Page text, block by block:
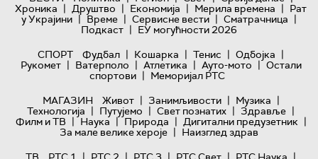
Хроника | Друштво | Економија | Мерила времена | Рат
у Украјини | Време | Сервисне вести | Сматрачница |
Подкаст | ЕУ могућности 2026
СПОРТ
Фудбал | Кошарка | Тенис | Одбојка |
Рукомет | Ватерполо | Атлетика | Ауто-мото | Остали
спортови | Меморијал РТС
МАГАЗИН
Живот | Занимљивости | Музика |
Технологијa | Путујемо | Свет познатих | Здравље |
Филм и ТВ | Наука | Природа | Дигитални предузетник |
За мале велике хероје | Наизглед здрав